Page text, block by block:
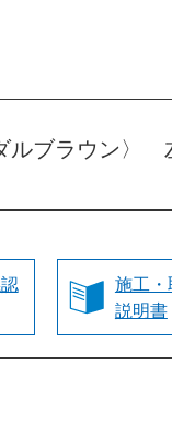
ブラウン〉
施工・
説明書